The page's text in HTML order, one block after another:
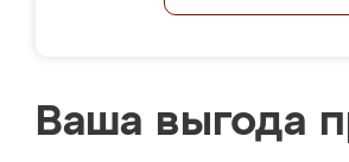
Ваша выгода